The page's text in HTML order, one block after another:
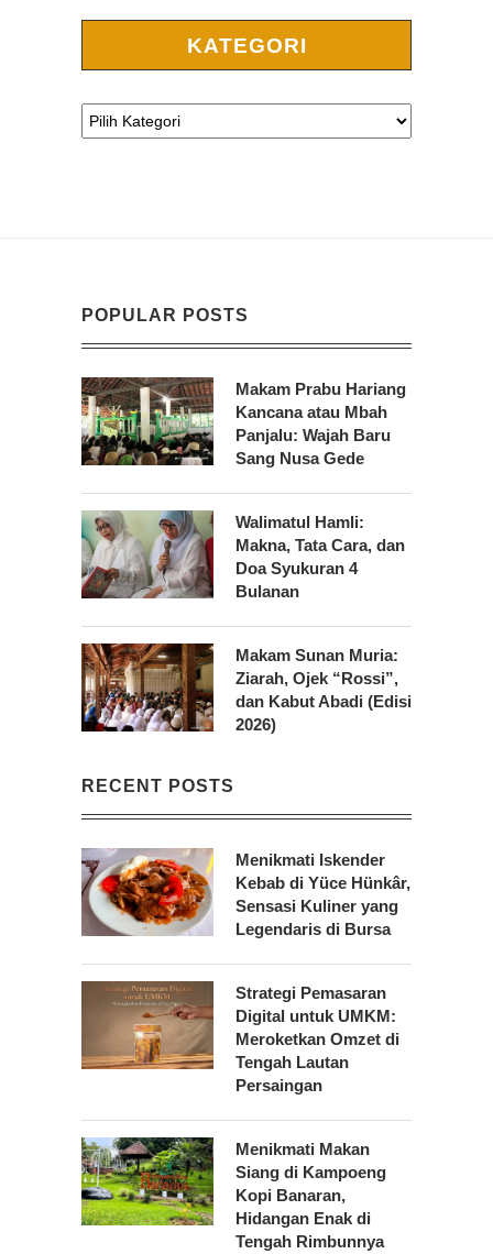
KATEGORI
POPULAR POSTS
Makam Prabu Hariang
Kancana atau Mbah
Panjalu: Wajah Baru
Sang Nusa Gede
Walimatul Hamli:
Makna, Tata Cara, dan
Doa Syukuran 4
Bulanan
Makam Sunan Muria:
Ziarah, Ojek “Rossi”,
dan Kabut Abadi (Edisi
2026)
RECENT POSTS
Menikmati Iskender
Kebab di Yüce Hünkâr,
Sensasi Kuliner yang
Legendaris di Bursa
Strategi Pemasaran
Digital untuk UMKM:
Meroketkan Omzet di
Tengah Lautan
Persaingan
Menikmati Makan
Siang di Kampoeng
Kopi Banaran,
Hidangan Enak di
Tengah Rimbunnya